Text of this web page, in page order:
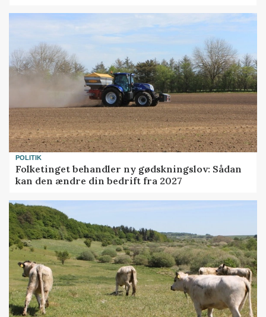
POLITIK
Folketinget behandler ny gødskningslov: Sådan
kan den ændre din bedrift fra 2027